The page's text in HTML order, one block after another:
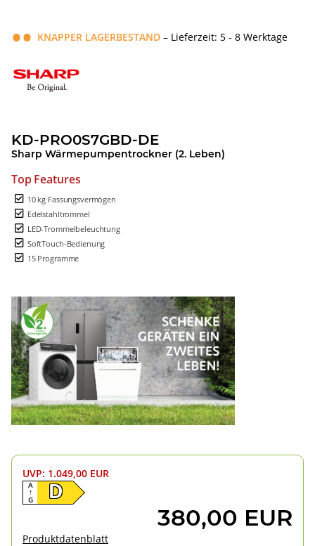
KNAPPER LAGERBESTAND – Lieferzeit: 5 - 8 Werktage
KD-PRO0S7GBD-DE
Sharp Wärmepumpentrockner (2. Leben)
Top Features
10 kg Fassungsvermögen
Edelstahltrommel
LED-Trommelbeleuchtung
SoftTouch-Bedienung
15 Programme
UVP: 1.049,00 EUR
D
A
↑
G
380,00 EUR
Produktdatenblatt